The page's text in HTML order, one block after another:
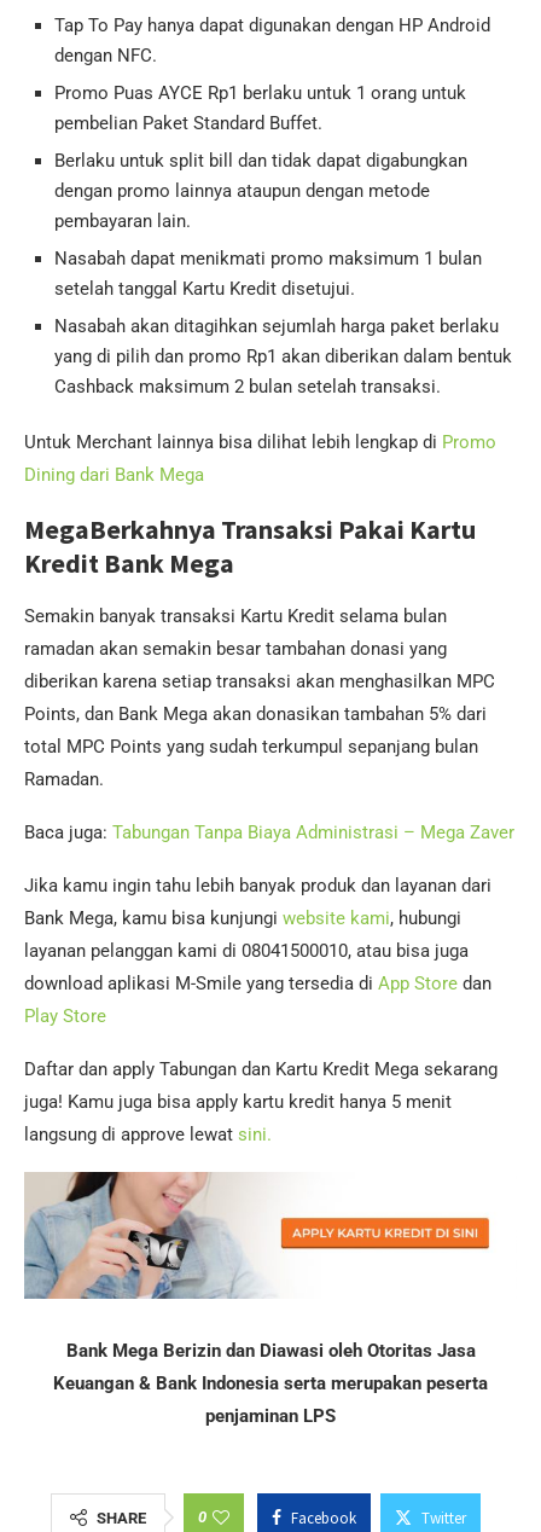
Tap To Pay hanya dapat digunakan dengan HP Android
dengan NFC.
Promo Puas AYCE Rp1 berlaku untuk 1 orang untuk
pembelian Paket Standard Buffet.
Berlaku untuk split bill dan tidak dapat digabungkan
dengan promo lainnya ataupun dengan metode
pembayaran lain.
Nasabah dapat menikmati promo maksimum 1 bulan
setelah tanggal Kartu Kredit disetujui.
Nasabah akan ditagihkan sejumlah harga paket berlaku
yang di pilih dan promo Rp1 akan diberikan dalam bentuk
Cashback maksimum 2 bulan setelah transaksi.
Untuk Merchant lainnya bisa dilihat lebih lengkap di Promo
Dining dari Bank Mega
MegaBerkahnya Transaksi Pakai Kartu
Kredit Bank Mega
Semakin banyak transaksi Kartu Kredit selama bulan
ramadan akan semakin besar tambahan donasi yang
diberikan karena setiap transaksi akan menghasilkan MPC
Points, dan Bank Mega akan donasikan tambahan 5% dari
total MPC Points yang sudah terkumpul sepanjang bulan
Ramadan.
Baca juga: Tabungan Tanpa Biaya Administrasi – Mega Zaver
Jika kamu ingin tahu lebih banyak produk dan layanan dari
Bank Mega, kamu bisa kunjungi website kami, hubungi
layanan pelanggan kami di 08041500010, atau bisa juga
download aplikasi M-Smile yang tersedia di App Store dan
Play Store
Daftar dan apply Tabungan dan Kartu Kredit Mega sekarang
juga! Kamu juga bisa apply kartu kredit hanya 5 menit
langsung di approve lewat sini.
Bank Mega Berizin dan Diawasi oleh Otoritas Jasa
Keuangan & Bank Indonesia serta merupakan peserta
penjaminan LPS
SHARE 0 Facebook Twitter